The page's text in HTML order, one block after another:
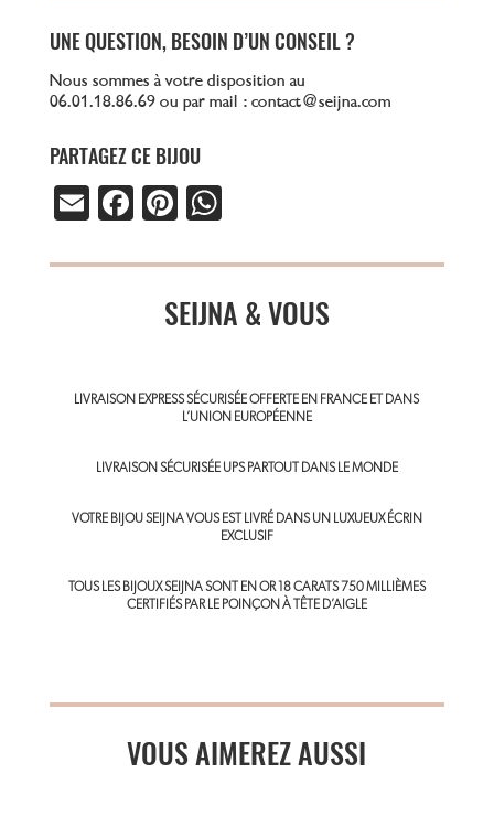
UNE QUESTION, BESOIN D’UN CONSEIL ?
Nous sommes à votre disposition au
06.01.18.86.69 ou par mail : contact@seijna.com
PARTAGEZ CE BIJOU
E
ail
Fa
b
Pi
er
es
ts
A
SEIJNA & VOUS
LIVRAISON EXPRESS SÉCURISÉE OFFERTE EN FRANCE ET DANS
L’UNION EUROPÉENNE
LIVRAISON SÉCURISÉE UPS PARTOUT DANS LE MONDE
VOTRE BIJOU SEIJNA VOUS EST LIVRÉ DANS UN LUXUEUX ÉCRIN
EXCLUSIF
TOUS LES BIJOUX SEIJNA SONT EN OR 18 CARATS 750 MILLIÈMES
CERTIFIÉS PAR LE POINÇON À TÊTE D’AIGLE
VOUS AIMEREZ AUSSI